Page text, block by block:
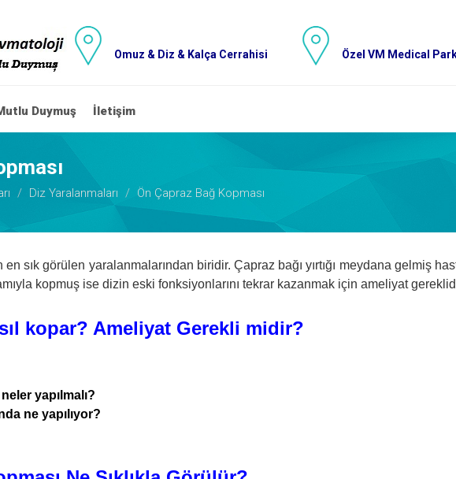
Duymuş İletişim
Diz Yaralanmaları Ön Çapraz Bağ Kopması
sık görülen yaralanmalarından biridir. Çapraz bağı yırtığı meydana gelmiş
kopmuş ise dizin eski fonksiyonlarını tekrar kazanmak için ameliyat
kopar? Ameliyat Gerekli midir?
yapılmalı?
ne yapılıyor?
Özel VM Medical
Omuz & Diz & Kalça Cerrahisi